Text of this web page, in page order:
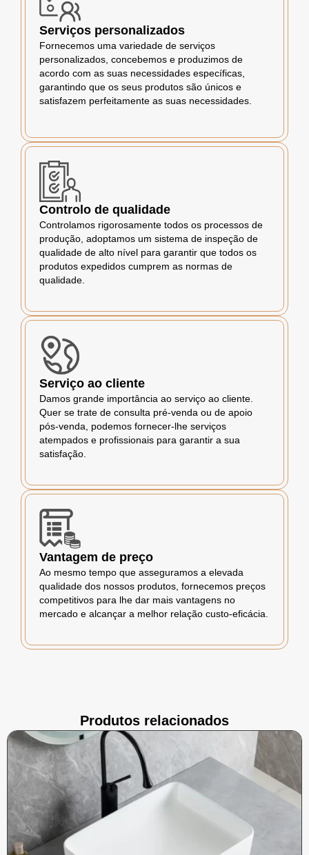
Serviços personalizados
Fornecemos uma variedade de serviços
personalizados, concebemos e produzimos de
acordo com as suas necessidades específicas,
garantindo que os seus produtos são únicos e
satisfazem perfeitamente as suas necessidades.
Controlo de qualidade
Controlamos rigorosamente todos os processos de
produção, adoptamos um sistema de inspeção de
qualidade de alto nível para garantir que todos os
produtos expedidos cumprem as normas de
qualidade.
Serviço ao cliente
Damos grande importância ao serviço ao cliente.
Quer se trate de consulta pré-venda ou de apoio
pós-venda, podemos fornecer-lhe serviços
atempados e profissionais para garantir a sua
satisfação.
Vantagem de preço
Ao mesmo tempo que asseguramos a elevada
qualidade dos nossos produtos, fornecemos preços
competitivos para lhe dar mais vantagens no
mercado e alcançar a melhor relação custo-eficácia.
Produtos relacionados